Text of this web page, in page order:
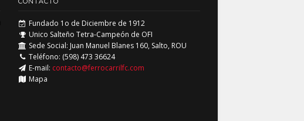
Fundado 1o de Diciembre de 1912
Unico Salteño Tetra-Campeón de OFI
Sede Social: Juan Manuel Blanes 160, Salto, ROU
Teléfono: (598) 473 36624
E-mail: contacto@ferrocarrilfc.com
Mapa